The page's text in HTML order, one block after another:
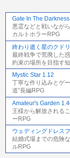
Gate In The
悪霊などと戦いなが
カルトホラーRPG
終わり逝く星のクド
最終戦争で荒廃した
約束の場所を目指す
Mystic Star 1.12
丁寧な作り込みとゲ
道”長編RPG
Amateur's Garden
王様から解放される
ーRPG
ウェディングドレス
結婚式場までの危険
ルRPG